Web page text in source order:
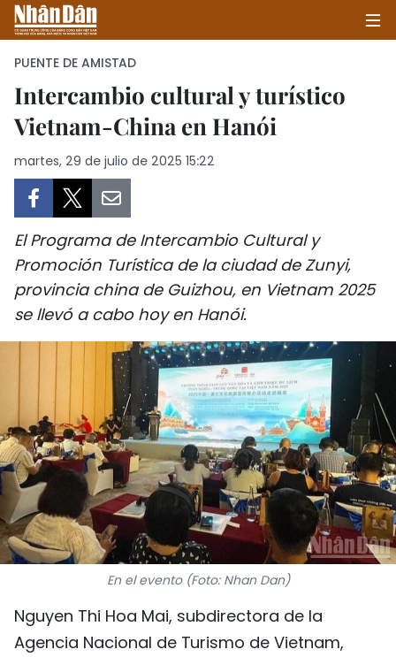
INICIO
POLÍTICA
SOCIEDAD
SALUD - MEDIO AMBIENTE
INTERNACIONAL
DEPORTES
VIAJES
PUENTE DE AMISTAD
HISTORIAS MULTIMEDIA
FOTOGRAFÍA
¿QUIÉNES SOMOS?
PUENTE DE AMISTAD
Intercambio cultural y turístico
Vietnam-China en Hanói
martes, 29 de julio de 2025 15:22
El Programa de Intercambio Cultural y
Promoción Turística de la ciudad de Zunyi,
provincia china de Guizhou, en Vietnam 2025
se llevó a cabo hoy en Hanói.
En el evento (Foto: Nhan Dan)
Nguyen Thi Hoa Mai, subdirectora de la
Agencia Nacional de Turismo de Vietnam,